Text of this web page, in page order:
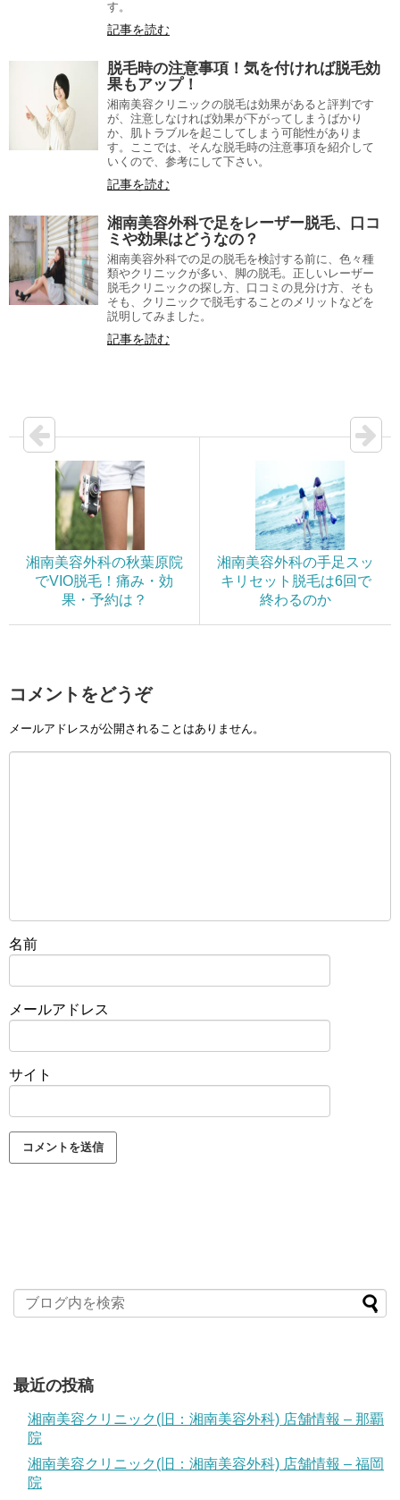
す。
記事を読む
脱毛時の注意事項！気を付ければ脱毛効
果もアップ！
湘南美容クリニックの脱毛は効果があると評判です
が、注意しなければ効果が下がってしまうばかり
か、肌トラブルを起こしてしまう可能性がありま
す。ここでは、そんな脱毛時の注意事項を紹介して
いくので、参考にして下さい。
記事を読む
湘南美容外科で足をレーザー脱毛、口コ
ミや効果はどうなの？
湘南美容外科での足の脱毛を検討する前に、色々種
類やクリニックが多い、脚の脱毛。正しいレーザー
脱毛クリニックの探し方、口コミの見分け方、そも
そも、クリニックで脱毛することのメリットなどを
説明してみました。
記事を読む
湘南美容外科の秋葉原院
でVIO脱毛！痛み・効
果・予約は？
湘南美容外科の手足スッ
キリセット脱毛は6回で
終わるのか
コメントをどうぞ
メールアドレスが公開されることはありません。
名前
メールアドレス
サイト
最近の投稿
湘南美容クリニック(旧：湘南美容外科) 店舗情報 – 那覇
院
湘南美容クリニック(旧：湘南美容外科) 店舗情報 – 福岡
院